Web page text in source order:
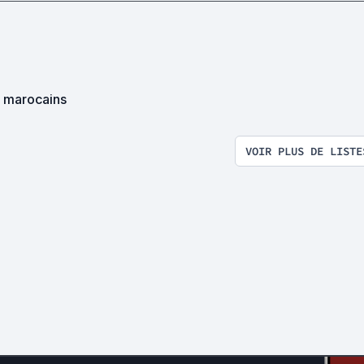
marocains
VOIR PLUS DE